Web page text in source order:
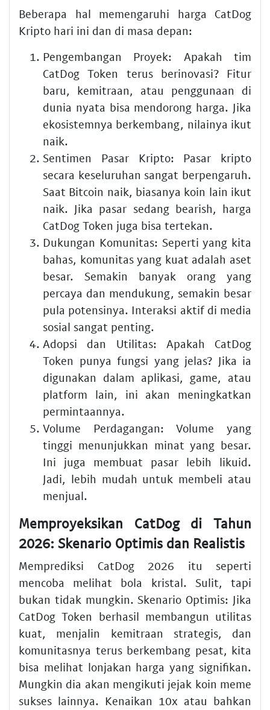
Beberapa hal memengaruhi harga CatDog
Kripto hari ini dan di masa depan:
Pengembangan Proyek: Apakah tim
CatDog Token terus berinovasi? Fitur
baru, kemitraan, atau penggunaan di
dunia nyata bisa mendorong harga. Jika
ekosistemnya berkembang, nilainya ikut
naik.
Sentimen Pasar Kripto: Pasar kripto
secara keseluruhan sangat berpengaruh.
Saat Bitcoin naik, biasanya koin lain ikut
naik. Jika pasar sedang bearish, harga
CatDog Token juga bisa tertekan.
Dukungan Komunitas: Seperti yang kita
bahas, komunitas yang kuat adalah aset
besar. Semakin banyak orang yang
percaya dan mendukung, semakin besar
pula potensinya. Interaksi aktif di media
sosial sangat penting.
Adopsi dan Utilitas: Apakah CatDog
Token punya fungsi yang jelas? Jika ia
digunakan dalam aplikasi, game, atau
platform lain, ini akan meningkatkan
permintaannya.
Volume Perdagangan: Volume yang
tinggi menunjukkan minat yang besar.
Ini juga membuat pasar lebih likuid.
Jadi, lebih mudah untuk membeli atau
menjual.
Memproyeksikan CatDog di Tahun
2026: Skenario Optimis dan Realistis
Memprediksi CatDog 2026 itu seperti
mencoba melihat bola kristal. Sulit, tapi
bukan tidak mungkin. Skenario Optimis: Jika
CatDog Token berhasil membangun utilitas
kuat, menjalin kemitraan strategis, dan
komunitasnya terus berkembang pesat, kita
bisa melihat lonjakan harga yang signifikan.
Mungkin dia akan mengikuti jejak koin meme
sukses lainnya. Kenaikan 10x atau bahkan